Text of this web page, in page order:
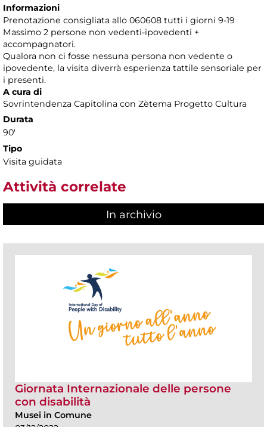
Informazioni
Prenotazione consigliata allo 060608 tutti i giorni 9-19
Massimo 2 persone non vedenti-ipovedenti +
accompagnatori.
Qualora non ci fosse nessuna persona non vedente o
ipovedente, la visita diverrà esperienza tattile sensoriale per
i presenti.
A cura di
Sovrintendenza Capitolina con Zètema Progetto Cultura
Durata
90'
Tipo
Visita guidata
Attività correlate
In archivio
Giornata Internazionale delle persone
con disabilità
Musei in Comune